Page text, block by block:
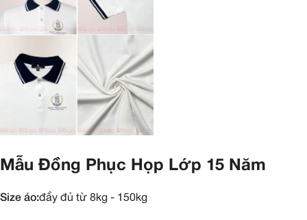
Mẫu Đồng Phục Họp Lớp 15 Năm
Size áo:đầy đủ từ 8kg - 150kg